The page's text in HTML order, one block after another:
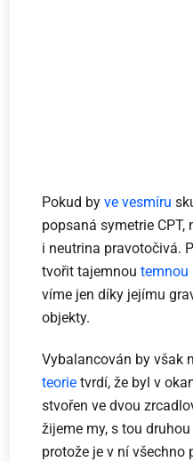
Pokud byve vesmíru
popsaná symetrie
i neutrina pravotočivá.
tvořit tajemnoutemnou
víme jen díky jejímu
objekty.
Vybalancován by však
teorie tvrdí, že byl v
stvořen ve dvou
žijeme my, s tou
protože je v ní všechno